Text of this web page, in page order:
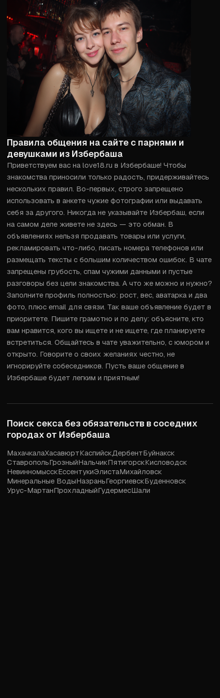
Правила общения на сайте с парнями и
девушками из Избербаша
Приветствуем вас на love18.ru в Избербаше! Чтобы
знакомства приносили только радость, придерживайтесь
нескольких правил. Во-первых, строго запрещено
использовать в анкете чужие фотографии или выдавать
себя за другого. Никогда не указывайте Избербаш, если
на самом деле живете не здесь — это обман. В
объявлениях нельзя продавать товары или услуги,
рекламировать что-либо, писать номера телефонов или
размещать тексты с большим количеством ошибок. В чате
запрещены грубость, спам чужими данными и пустые
разговоры без цели знакомства. А что же можно и нужно?
Заполните профиль полностью: рост, вес, аватарка и два
фото, плюс email для связи. Так ваше объявление будет в
приоритете. Пишите грамотно и по делу: объясните, кто
вам нравится, кого вы ищете и не ищете, где планируете
встретиться. Общайтесь в чате уважительно, с юмором и
открыто. Говорите о своих желаниях честно, не
игнорируйте собеседников. Пусть ваше общение в
Избербаше будет легким и приятным!
Поиск секса без обязательств в соседних
городах от Избербаша
МахачкалаХасавюртКаспийскДербентБуйнакск
СтавропольГрозныйНальчикПятигорскКисловодск
НевинномысскЕссентукиЭлистаМихайловск
Минеральные ВодыНазраньГеоргиевскБуденновск
Урус-МартанПрохладныйГудермесШали